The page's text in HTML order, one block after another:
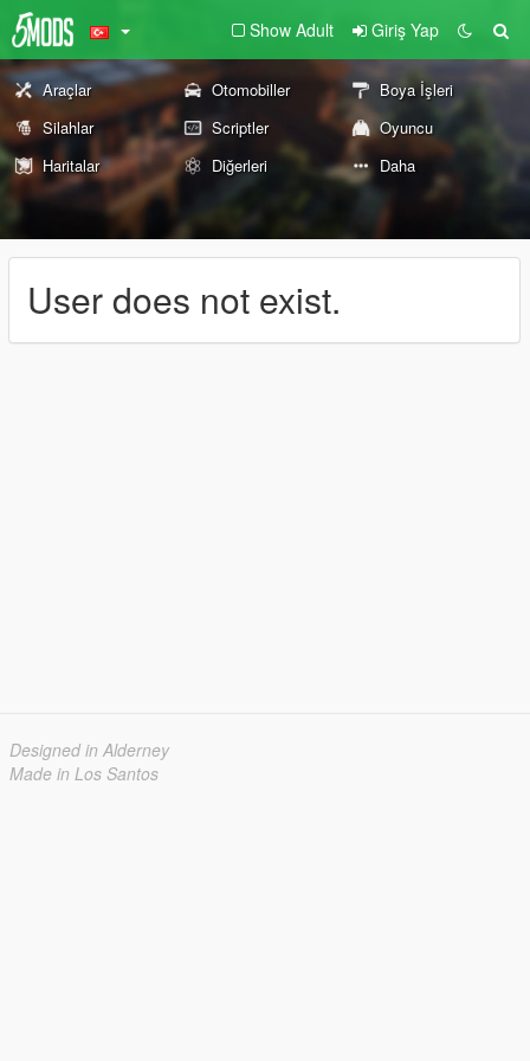
Show Adult Giriş Yap
Araçlar Otomobiller
Boya İşleri
Silahlar
Scriptler
Oyuncu
Haritalar
Diğerleri Daha
User does not exist.
Designed in Alderney
Made in Los Santos